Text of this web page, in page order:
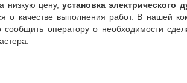
низкую цену, установка электрического
о качестве выполнения работ. В нашей
сообщить оператору о необходимости